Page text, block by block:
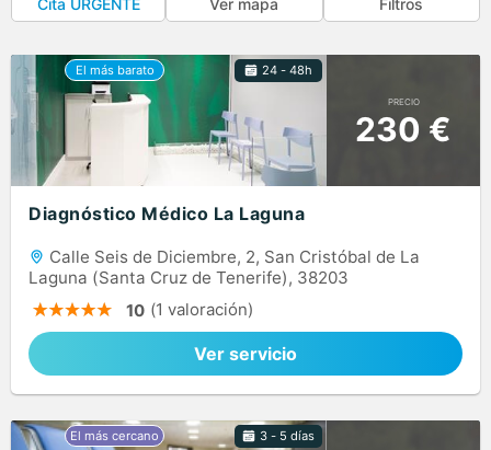
Cita URGENTE
24 - 48h
PRECIO
230 €
Diagnóstico Médico La Laguna
Calle Seis de Diciembre, 2, San Cristóbal de La
Laguna (Santa Cruz de Tenerife), 38203
10 (1 valoración)
Ver servicio
3 - 5 días